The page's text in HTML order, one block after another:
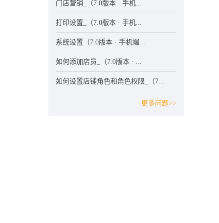
门店营销_（7.0版本 · 手机...
打印设置_（7.0版本 · 手机...
系统设置（7.0版本 · 手机端...
如何添加店员_（7.0版本 · ...
如何设置店铺角色和角色权限_（7...
更多问题>>